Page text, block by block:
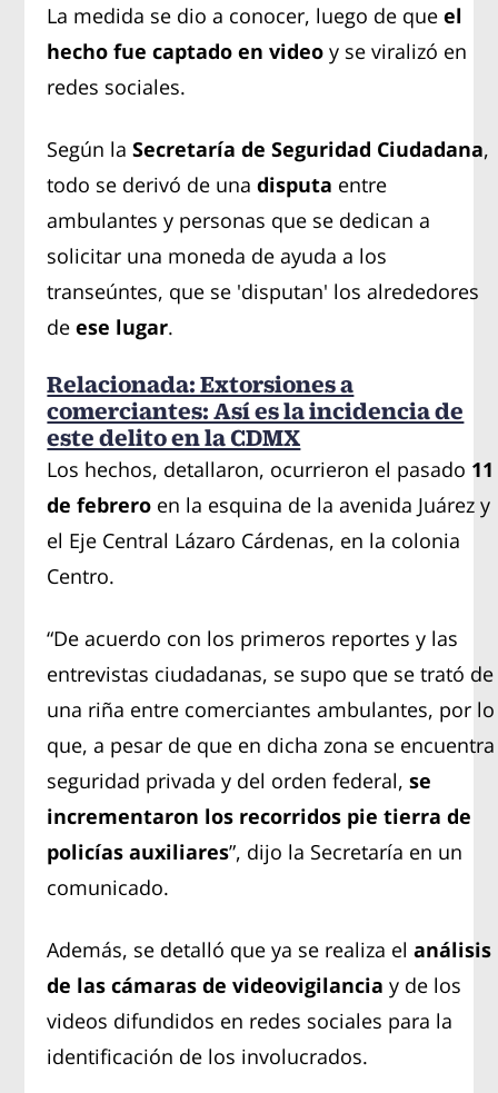
La medida se dio a conocer, luego de queel
hecho fue captado en video y se viralizó en
redes sociales.
Según laSecretaría de Seguridad Ciudadana,
todo se derivó de unadisputa entre
ambulantes y personas que se dedican a
solicitar una moneda de ayuda a los
transeúntes, que se 'disputan' los alrededores
deese lugar.
Relacionada: Extorsiones a
comerciantes: Así es la incidencia de
este delito en la CDMX
Los hechos, detallaron, ocurrieron el pasado 11
de febrero en la esquina de la avenida Juárez y
el Eje Central Lázaro Cárdenas, en la colonia
Centro.
“De acuerdo con los primeros reportes y las
entrevistas ciudadanas, se supo que se trató de
una riña entre comerciantes ambulantes, por lo
que, a pesar de que en dicha zona se encuentra
seguridad privada y del orden federal,se
incrementaron los recorridos pie tierra de
policías auxiliares”, dijo la Secretaría en un
comunicado.
Además, se detalló que ya se realiza elanálisis
de las cámaras de videovigilancia y de los
videos difundidos en redes sociales para la
identificación de los involucrados.